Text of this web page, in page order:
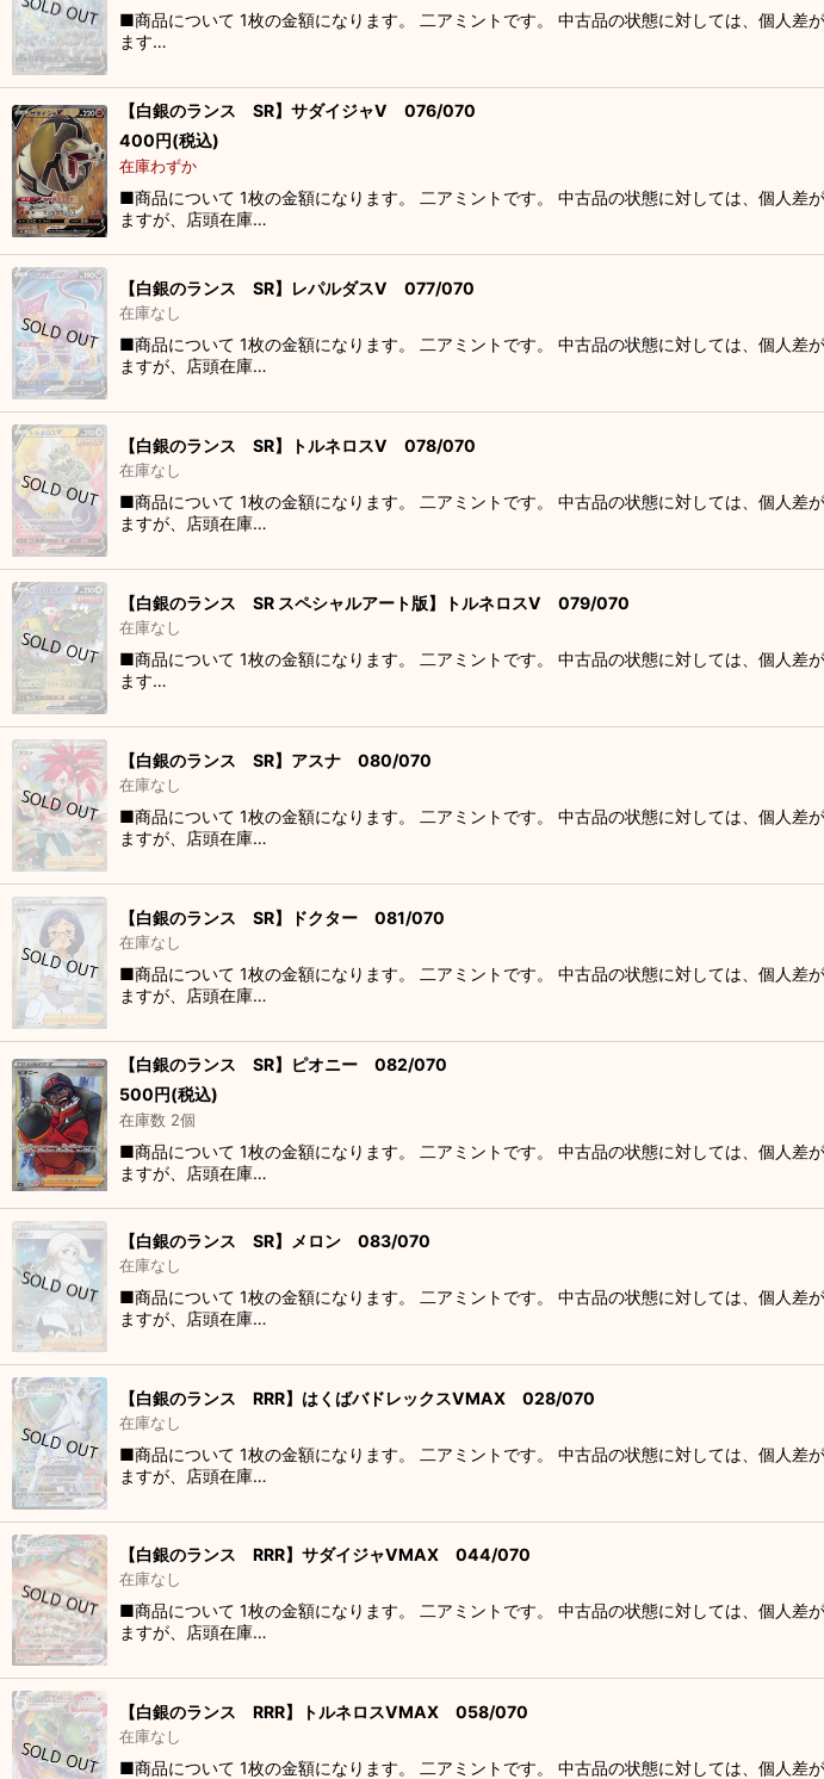
■商品について 1枚の金額になります。 二アミントです。 中古品の状態に対しては、個人
ます…
【白銀のランス SR】サダイジャV 076/070
400円(税込)
在庫わずか
■商品について 1枚の金額になります。 二アミントです。 中古品の状態に対しては、個人
ますが、店頭在庫…
【白銀のランス SR】レパルダスV 077/070
在庫なし
■商品について 1枚の金額になります。 二アミントです。 中古品の状態に対しては、個人
ますが、店頭在庫…
【白銀のランス SR】トルネロスV 078/070
在庫なし
■商品について 1枚の金額になります。 二アミントです。 中古品の状態に対しては、個人
ますが、店頭在庫…
【白銀のランス SR スペシャルアート版】トルネロスV 079/070
在庫なし
■商品について 1枚の金額になります。 二アミントです。 中古品の状態に対しては、個人
ます…
【白銀のランス SR】アスナ 080/070
在庫なし
■商品について 1枚の金額になります。 二アミントです。 中古品の状態に対しては、個人
ますが、店頭在庫…
【白銀のランス SR】ドクター 081/070
在庫なし
■商品について 1枚の金額になります。 二アミントです。 中古品の状態に対しては、個人
ますが、店頭在庫…
【白銀のランス SR】ピオニー 082/070
500円(税込)
在庫数 2個
■商品について 1枚の金額になります。 二アミントです。 中古品の状態に対しては、個人
ますが、店頭在庫…
【白銀のランス SR】メロン 083/070
在庫なし
■商品について 1枚の金額になります。 二アミントです。 中古品の状態に対しては、個人
ますが、店頭在庫…
【白銀のランス RRR】はくばバドレックスVMAX 028/070
在庫なし
■商品について 1枚の金額になります。 二アミントです。 中古品の状態に対しては、個人
ますが、店頭在庫…
【白銀のランス RRR】サダイジャVMAX 044/070
在庫なし
■商品について 1枚の金額になります。 二アミントです。 中古品の状態に対しては、個人
ますが、店頭在庫…
【白銀のランス RRR】トルネロスVMAX 058/070
在庫なし
■商品について 1枚の金額になります。 二アミントです。 中古品の状態に対しては、個人